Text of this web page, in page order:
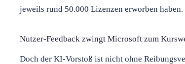
jeweils rund 50.000 Lizenzen erworben haben.
Nutzer-Feedback zwingt Microsoft zum
Doch der KI-Vorstoß ist nicht ohne